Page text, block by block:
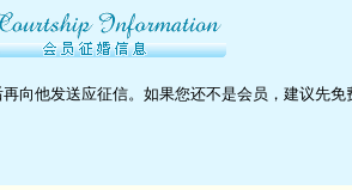
向他发送应征信。如果您还不是会员，建议先免